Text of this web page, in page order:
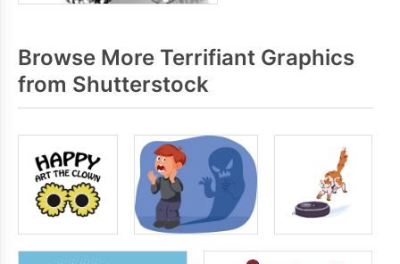
Browse More Terrifiant Graphics
from Shutterstock